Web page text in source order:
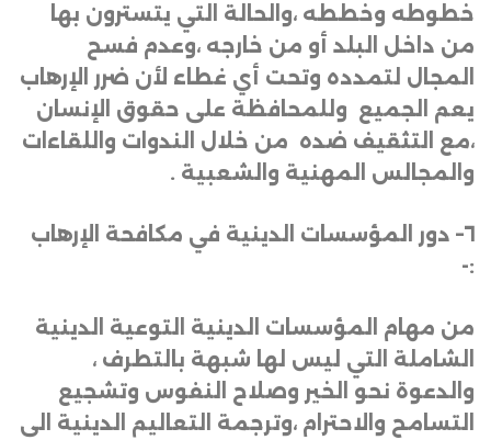
خطوطه وخططه ،والحالة التي يتسترون بها
من داخل البلد أو من خارجه ،وعدم فسح
المجال لتمدده وتحت أي غطاء لأن ضرر الإرهاب
يعم الجميع وللمحافظة على حقوق الإنسان
،مع التثقيف ضده من خلال الندوات واللقاءات
والمجالس المهنية والشعبية .
٦– دور المؤسسات الدينية في مكافحة الإرهاب
:-
من مهام المؤسسات الدينية التوعية الدينية
الشاملة التي ليس لها شبهة بالتطرف ،
والدعوة نحو الخير وصلاح النفوس وتشجيع
التسامح والاحترام ،وترجمة التعاليم الدينية الى